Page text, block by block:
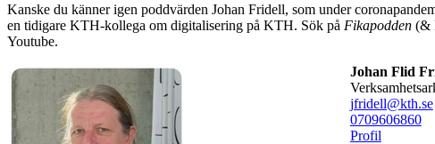
Kanske du känner igen poddvärden Johan Fridell, som under
en tidigare KTH-kollega om digitalisering på KTH. Sök på Fikapodden (&
Youtube.
Johan Flid
jfridell@kth.se
0709606860
Profil